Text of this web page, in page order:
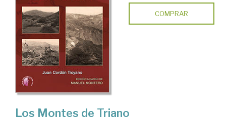
COMPRAR
Los Montes de Triano